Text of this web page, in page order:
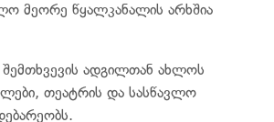
მეორე წყალკანალის არხშია
შემთხვევის ადგილთან ახლოს
თეატრის და სასწავლო